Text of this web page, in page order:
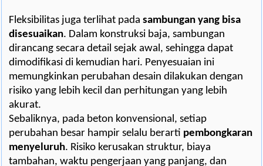
Fleksibilitas juga terlihat pada sambungan yang bisa
disesuaikan. Dalam konstruksi baja, sambungan
dirancang secara detail sejak awal, sehingga dapat
dimodifikasi di kemudian hari. Penyesuaian ini
memungkinkan perubahan desain dilakukan dengan
risiko yang lebih kecil dan perhitungan yang lebih
akurat.
Sebaliknya, pada beton konvensional, setiap
perubahan besar hampir selalu berarti pembongkaran
menyeluruh. Risiko kerusakan struktur, biaya
tambahan, waktu pengerjaan yang panjang, dan